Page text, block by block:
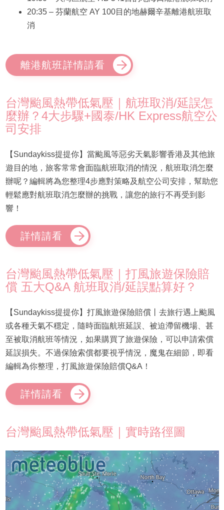
20:35 – 芬蘭航空 AY 100目的地赫爾辛基離港航班取
消
離港航班詳情請看
台灣颱風熱帶低氣壓｜航班取消/延誤怎
麼辦？4大步驟+國泰/HK Express航空公
司安排
【Sundaykiss提提你】當颱風等惡劣天氣影響香港及其他旅
遊目的地，旅客常常會面臨航班取消的情況，航班取消怎麼
辦呢？編輯將為您整理4步應對策略及航空公司安排，幫助您
輕鬆應對航班取消怎麼辦的挑戰，讓您的旅行不再受到影
響！
詳情請看
台灣颱風熱帶低氣壓｜打風旅遊保險賠
償 五大Q&A 航班取消/延誤點算好？
【Sundaykiss提提你】打風旅遊保險賠償丨去旅行遇上颱風
或各種天氣不穩定，隨時面臨航班延誤、被迫滯留機場、甚
至被取消航班等情況，如果購買了旅遊保險，可以申請索償
延誤損失。不過保險索償都要視乎情況，魔鬼在細節，即看
編輯為你整理，打風旅遊保險賠償Q&A！
詳情請看
台灣颱風熱帶低氣壓｜實時路徑圖